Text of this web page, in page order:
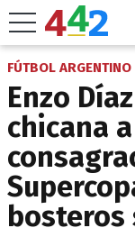
FÚTBOL ARGENTINO
Enzo
chicana
bosteros